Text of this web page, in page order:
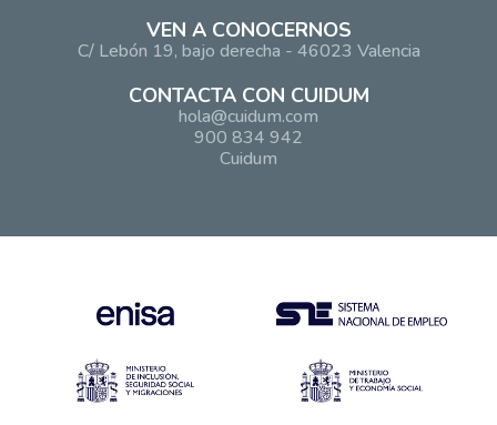
VEN A CONOCERNOS
C/ Lebón 19, bajo derecha - 46023 Valencia
CONTACTA CON CUIDUM
hola@cuidum.com
900 834 942
Cuidum